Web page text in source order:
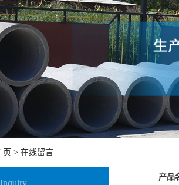
页 > 在线留言
Inquiry
产品